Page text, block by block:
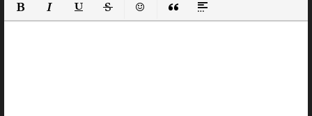
Полужирный
КурсивПодчеркнутый
ЗачеркнутыйВставить смайлик
Вставка цитаты
Вставка спойлера